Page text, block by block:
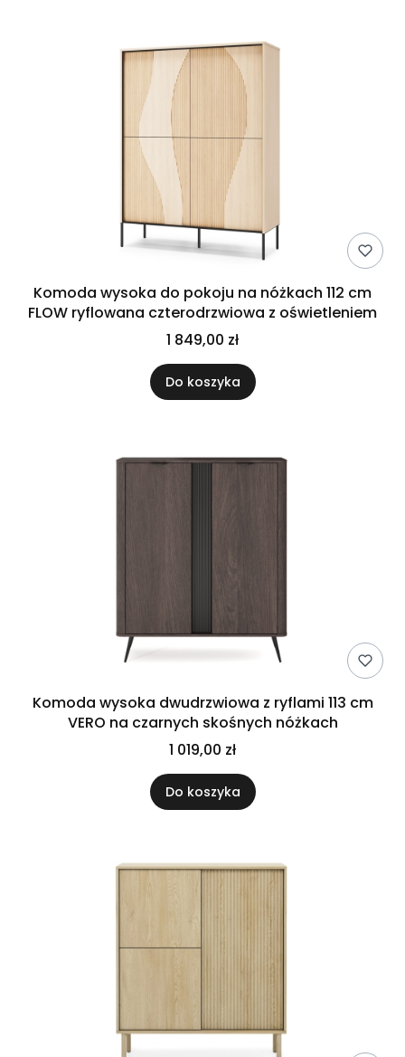
Komoda wysoka do pokoju na nóżkach 112 cm
FLOW ryflowana czterodrzwiowa z oświetleniem
1 849,00 zł
Do koszyka
Komoda wysoka dwudrzwiowa z ryflami 113 cm
VERO na czarnych skośnych nóżkach
1 019,00 zł
Do koszyka